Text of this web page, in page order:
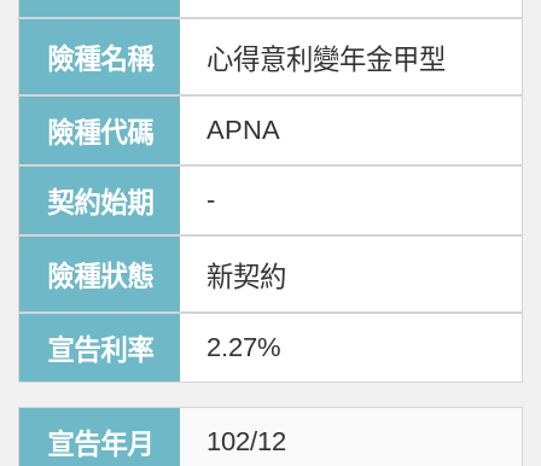
心得意利變年金甲型
APNA
-
新契約
2.27%
102/12